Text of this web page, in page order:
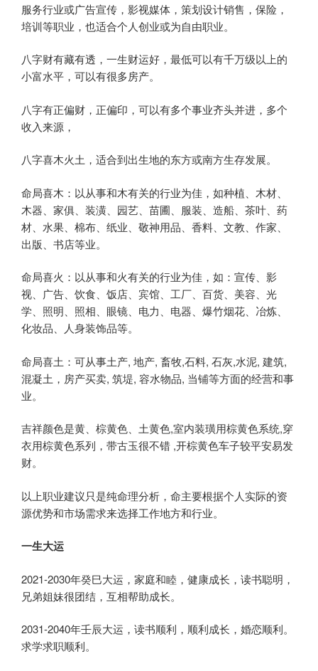
服务行业或广告宣传，影视媒体，策划设计销售，保险，
培训等职业，也适合个人创业或为自由职业。
八字财有藏有透，一生财运好，最低可以有千万级以上的
小富水平，可以有很多房产。
八字有正偏财，正偏印，可以有多个事业齐头并进，多个
收入来源，
八字喜木火土，适合到出生地的东方或南方生存发展。
命局喜木：以从事和木有关的行业为佳，如种植、木材、
木器、家俱、装潢、园艺、苗圃、服装、造船、茶叶、药
材、水果、棉布、纸业、敬神用品、香料、文教、作家、
出版、书店等业。
命局喜火：以从事和火有关的行业为佳，如：宣传、影
视、广告、饮食、饭店、宾馆、工厂、百货、美容、光
学、照明、照相、眼镜、电力、电器、爆竹烟花、冶炼、
化妆品、人身装饰品等。
命局喜土：可从事土产, 地产, 畜牧,石料, 石灰,水泥, 建筑,
混凝土，房产买卖, 筑堤, 容水物品, 当铺等方面的经营和事
业。
吉祥颜色是黄、棕黄色、土黄色,室内装璜用棕黄色系统,穿
衣用棕黄色系列，带古玉很不错 ,开棕黄色车子较平安易发
财。
以上职业建议只是纯命理分析，命主要根据个人实际的资
源优势和市场需求来选择工作地方和行业。
一生大运
2021-2030年癸巳大运，家庭和睦，健康成长，读书聪明，
兄弟姐妹很团结，互相帮助成长。
2031-2040年壬辰大运，读书顺利，顺利成长，婚恋顺利。
求学求职顺利。